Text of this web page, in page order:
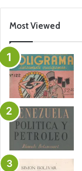
Most Viewed